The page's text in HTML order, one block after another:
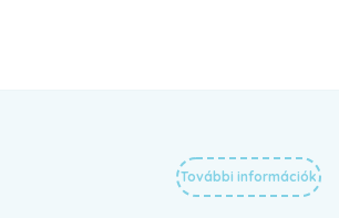
További információk